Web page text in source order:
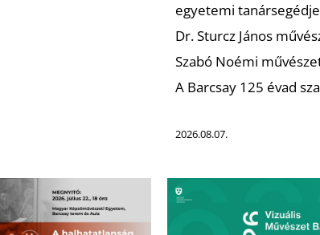
egyetemi
Dr. Sturcz János
Szabó Noémi
A Barcsay 125 évad
2026.08.07.